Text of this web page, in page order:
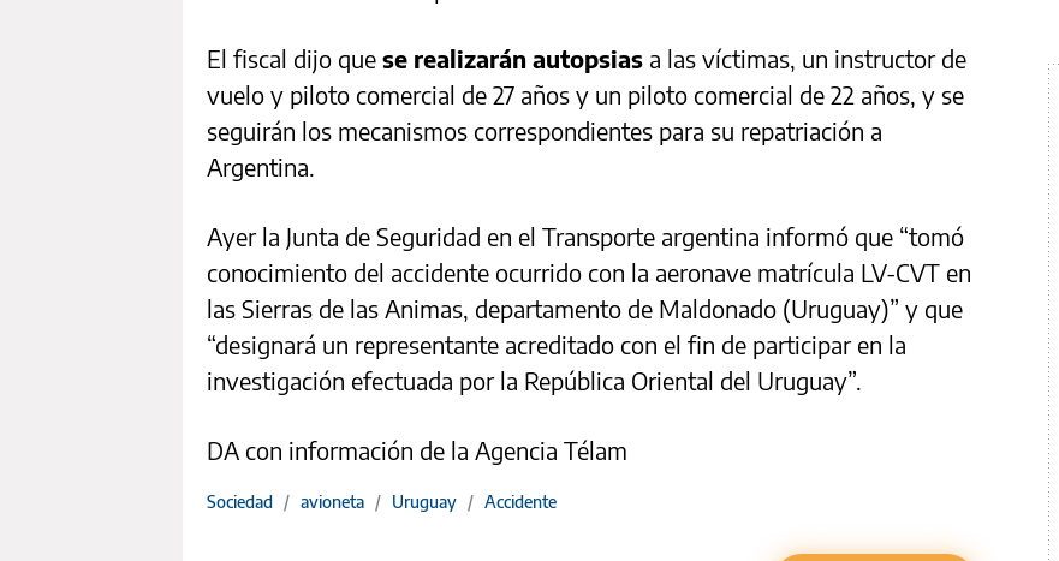
El fiscal dijo que se realizarán autopsias a las víctimas, un instructor de
vuelo y piloto comercial de 27 años y un piloto comercial de 22 años, y se
seguirán los mecanismos correspondientes para su repatriación a
Argentina.
Ayer la Junta de Seguridad en el Transporte argentina informó que “tomó
conocimiento del accidente ocurrido con la aeronave matrícula LV-CVT en
las Sierras de las Animas, departamento de Maldonado (Uruguay)” y que
“designará un representante acreditado con el fin de participar en la
investigación efectuada por la República Oriental del Uruguay”.
DA con información de la Agencia Télam
Sociedad / avioneta / Uruguay / Accidente